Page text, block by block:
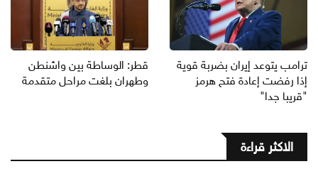
ترامب يتوعد إيران بضربة قوية
إذا رفضت إعادة فتح هرمز
"قريبا جدا"
قطر: الوساطة بين واشنطن
وطهران بلغت مراحل متقدمة
الاكثر قراءة